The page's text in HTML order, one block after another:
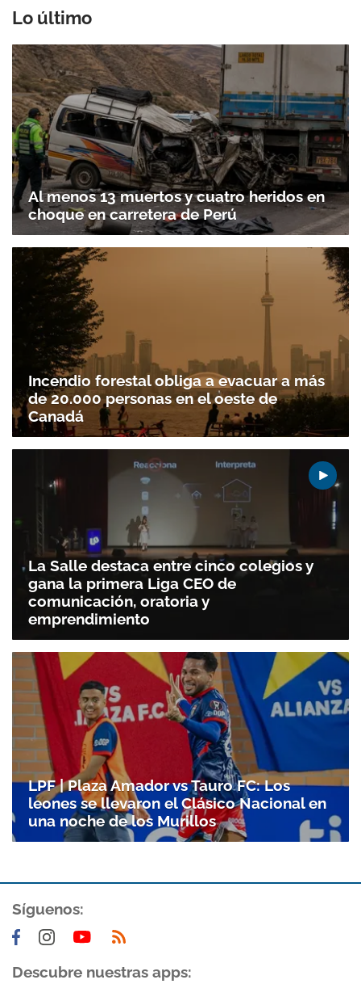
Gracias por suscribirte a nuestro boletín.
ACEPTAR
Lo último
Al menos 13 muertos y cuatro heridos en
choque en carretera de Perú
Incendio forestal obliga a evacuar a más
de 20.000 personas en el oeste de
Canadá
La Salle destaca entre cinco colegios y
gana la primera Liga CEO de
comunicación, oratoria y
emprendimiento
LPF | Plaza Amador vs Tauro FC: Los
leones se llevaron el Clásico Nacional en
una noche de los Murillos
Síguenos:
Descubre nuestras apps: